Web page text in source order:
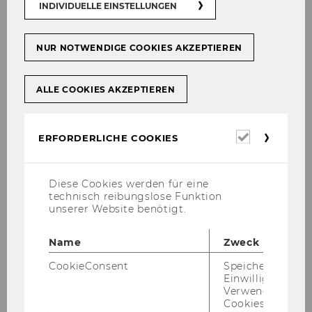
gen in Ös­ter­reich ist un­be­frie­di­gend. Die vor­
lie­gen­den Daten ge­wäh­ren nur Ein­blick in spe­
zi­fi­sche Le­bens­be­rei­che von Men­schen mit Be­
eng be­grenzt de­fi­nier­ten Grup­pen, die spe­zi­fi­
schen Zwe­cken der Sozial-​ bzw. Ar­beits­markt­
Ins­be­son­de­re im Be­reich der Ar­beits­marktink­
Aus­bil­dung und Er­werbs­be­tei­li­gung von Men­
schen mit Be­hin­de­rung nicht zu.
Im Rah­men des vor­lie­gen­den For­schungs­pro­
jek­tes, das im Auf­trag des Bun­des­mi­nis­te­ri­ums
für Ar­beit und Wirt­schaft und in Ko­ope­ra­ti­on
mit Sta­tis­tik Aus­tria durch­ge­führt wurde, soll­te
auf­ge­zeigt wer­den, wel­che In­for­ma­tio­nen zur
INDIVIDUELLE EINSTELLUNGEN
NUR NOTWENDIGE COOKIES AKZEPTIEREN
ALLE COOKIES AKZEPTIEREN
ERFORDERLICHE COOKIES
Diese Cookies werden für eine
technisch reibungslose Funktion
unserer Website benötigt.
Name
Zweck
CookieConsent
Speichert Ihre
Einwilligung zur
Verwendung von
Cookies.